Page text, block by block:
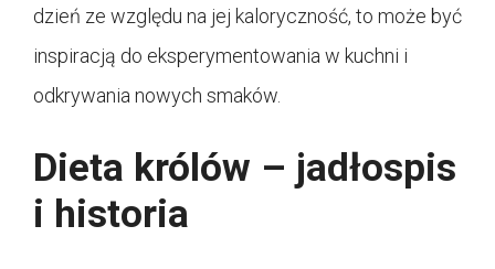
dzień ze względu na jej kaloryczność, to może być
inspiracją do eksperymentowania w kuchni i
odkrywania nowych smaków.
Dieta królów – jadłospis
i historia